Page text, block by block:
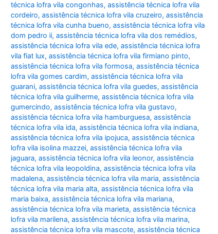
técnica lofra vila congonhas,assistência técnica lofra vila
cordeiro,assistência técnica lofra vila cruzeiro,assistência
técnica lofra vila cunha bueno,assistência técnica lofra vila
dom pedro ii,assistência técnica lofra vila dos remédios,
assistência técnica lofra vila ede,assistência técnica lofra
vila fiat lux,assistência técnica lofra vila firmiano pinto,
assistência técnica lofra vila formosa,assistência técnica
lofra vila gomes cardim,assistência técnica lofra vila
guarani,assistência técnica lofra vila guedes,assistência
técnica lofra vila guilherme,assistência técnica lofra vila
gumercindo,assistência técnica lofra vila gustavo,
assistência técnica lofra vila hamburguesa,assistência
técnica lofra vila ida,assistência técnica lofra vila indiana,
assistência técnica lofra vila ipojuca,assistência técnica
lofra vila isolina mazzei,assistência técnica lofra vila
jaguara,assistência técnica lofra vila leonor,assistência
técnica lofra vila leopoldina,assistência técnica lofra vila
madalena,assistência técnica lofra vila maria,assistência
técnica lofra vila maria alta,assistência técnica lofra vila
maria baixa,assistência técnica lofra vila mariana,
assistência técnica lofra vila marieta,assistência técnica
lofra vila marilena,assistência técnica lofra vila marina,
assistência técnica lofra vila mascote,assistência técnica